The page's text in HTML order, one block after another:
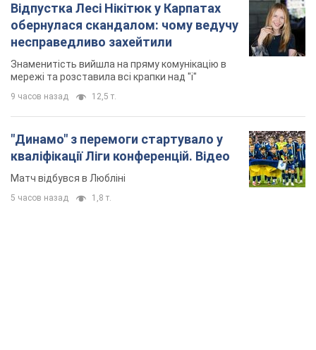
Відпустка Лесі Нікітюк у Карпатах
обернулася скандалом: чому ведучу
несправедливо захейтили
Знаменитість вийшла на пряму комунікацію в
мережі та розставила всі крапки над "і"
9 часов назад 12,5 т.
"Динамо" з перемоги стартувало у
кваліфікації Ліги конференцій. Відео
Матч відбувся в Любліні
5 часов назад 1,8 т.